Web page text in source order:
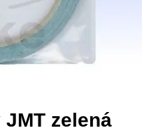
zelená